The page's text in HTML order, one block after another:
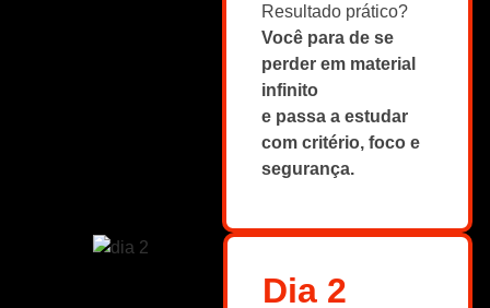
Resultado prático?
Você para de se
perder em material
infinito
e passa a estudar
com critério, foco e
segurança.
Dia 2